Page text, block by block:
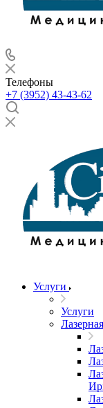
Телефоны
+7 (3952) 43-43-62
Услуги
Услуги